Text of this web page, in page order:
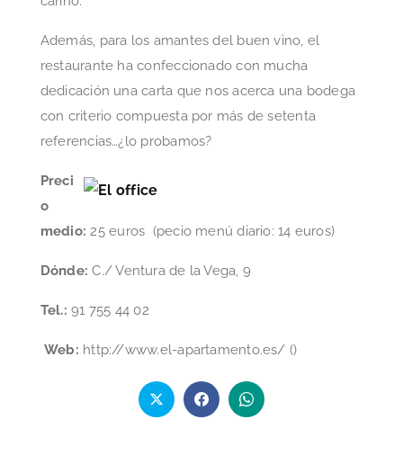
Además, para los amantes del buen vino, el
restaurante ha confeccionado con mucha
dedicación una carta que nos acerca una bodega
con criterio compuesta por más de setenta
referencias…¿lo probamos?
Preci
o
medio: 25 euros (pecio menú diario: 14 euros)
Dónde: C./ Ventura de la Vega, 9
Tel.: 91 755 44 02
Web: http://www.el-apartamento.es/ ()